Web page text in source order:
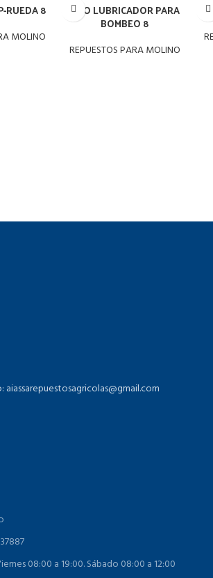
RUEDA 8
MOLINO
ARO LUBRICADOR PARA
BOMBEO 8
REPUESTOS PARA MOLINO
08:00 a 19:00. Sábado 08:00 a 12:00